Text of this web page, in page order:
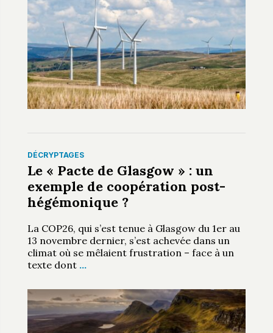
DÉCRYPTAGES
Le « Pacte de Glasgow » : un
exemple de coopération post-
hégémonique ?
La COP26, qui s’est tenue à Glasgow du 1er au
13 novembre dernier, s’est achevée dans un
climat où se mêlaient frustration – face à un
texte dont …